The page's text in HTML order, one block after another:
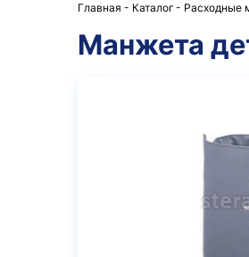
Главная - Каталог - Расходные
Манжета